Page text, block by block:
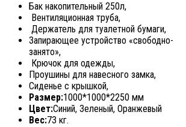
Бак накопительный 250л,
Вентиляционная труба,
Держатель для туалетной бумаги,
Запирающее устройство «свободно-
занято»,
Крючок для одежды,
Проушины для навесного замка,
Сиденье с крышкой,
Размер:1000*1000*2250 мм
Цвет:Синий, Зеленый, Оранжевый
Вес:73 кг.